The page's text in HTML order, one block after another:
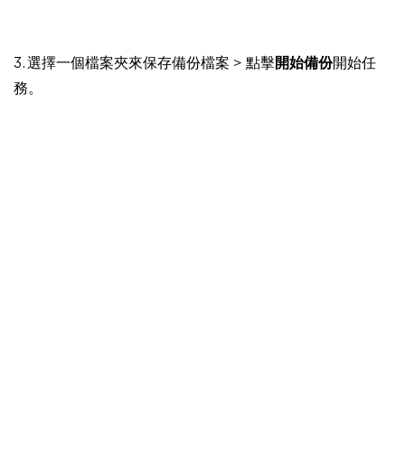
3. 選擇一個檔案夾來保存備份檔案 > 點擊開始備份開始任
務。